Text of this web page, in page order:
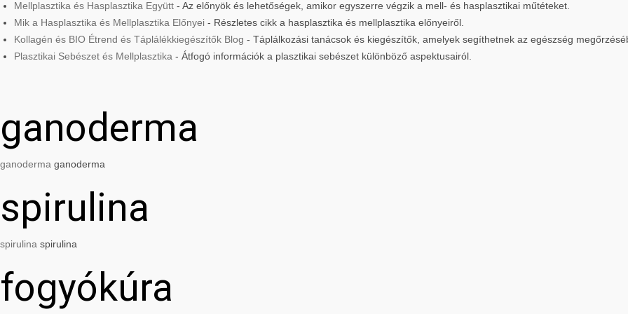
Mellplasztika és Hasplasztika Együtt - Az előnyök és lehetőségek, amikor egyszerre végzik a mell- és hasplasztikai műtéteket.
Mik a Hasplasztika és Mellplasztika Előnyei - Részletes cikk a hasplasztika és mellplasztika előnyeiről.
Kollagén és BIO Étrend és Táplálékkiegészítők Blog - Táplálkozási tanácsok és kiegészítők, amelyek segíthetnek az egészség
Plasztikai Sebészet és Mellplasztika - Átfogó információk a plasztikai sebészet különböző aspektusairól.
ganoderma
ganoderma ganoderma
spirulina
spirulina spirulina
fogyókúra